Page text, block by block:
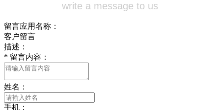
write a message to us
留言应用名称：
客户留言
描述：
* 留言内容：
姓名：
手机：